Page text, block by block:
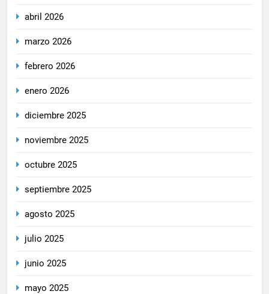
abril 2026
marzo 2026
febrero 2026
enero 2026
diciembre 2025
noviembre 2025
octubre 2025
septiembre 2025
agosto 2025
julio 2025
junio 2025
mayo 2025